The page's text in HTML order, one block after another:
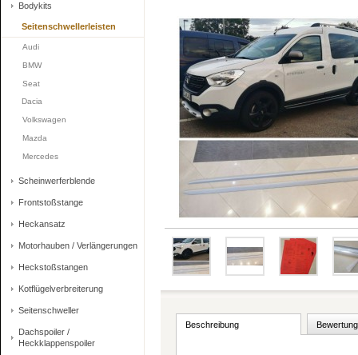
Bodykits
Seitenschwellerleisten
Audi
BMW
Seat
Dacia
Volkswagen
Mazda
Mercedes
Scheinwerferblende
Frontstoßstange
Heckansatz
Motorhauben / Verlängerungen
Heckstoßstangen
Kotflügelverbreiterung
Seitenschweller
Dachspoiler /
Heckklappenspoiler
Beschreibung